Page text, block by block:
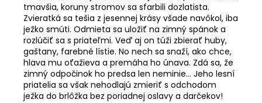
tmavšia, koruny stromov sa sfarbili dozlatista.
Zvieratká sa tešia z jesennej krásy všade navôkol, iba
ježko smúti. Odmieta sa uložiť na zimný spánok a
rozlúčiť sa s priateľmi. Veď aj on túži zbierať huby,
gaštany, farebné lístie. No nech sa snaží, ako chce,
hlava mu oťažieva a premáha ho únava. Zdá sa, že
zimný odpočinok ho predsa len neminie... Jeho lesní
priatelia sa však nehodlajú zmieriť s odchodom
ježka do brlôžka bez poriadnej oslavy a darčekov!